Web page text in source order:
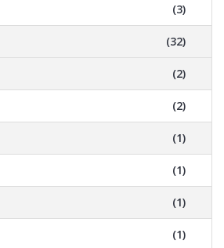
(3)
(32)
(2)
(2)
(1)
(1)
(1)
(1)